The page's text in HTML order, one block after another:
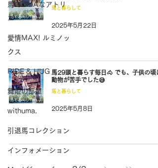
馬でUMAなアトリ
エ
愛情MAX! ルミノッ
クス
RIDE & HUG
舞姫の部屋
withuma.
引退馬コレクション
インフォメーション
馬と暮らして
2025年5月22日
馬29頭と暮らす毎日🐴 でも、子供の頃
動物が苦手でした😅
馬と暮らして
2025年5月8日